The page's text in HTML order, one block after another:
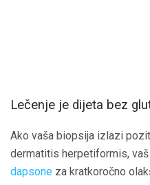
Lečenje je dijeta bez
Ako vaša biopsija izlazi
dermatitis herpetiformis,
dapsone za kratkoročno